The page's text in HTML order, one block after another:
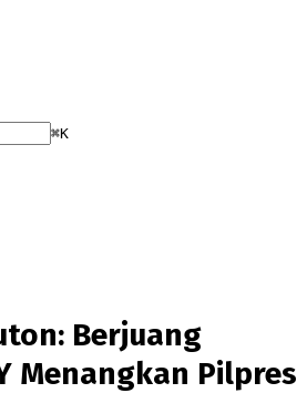
⌘K
Berjuang
Menangkan Pilpres